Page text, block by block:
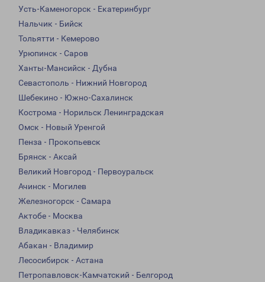
Усть-Каменогорск - Екатеринбург
Нальчик - Бийск
Тольятти - Кемерово
Урюпинск - Саров
Ханты-Мансийск - Дубна
Севастополь - Нижний Новгород
Шебекино - Южно-Сахалинск
Кострома - Норильск Ленинградская
Омск - Новый Уренгой
Пенза - Прокопьевск
Брянск - Аксай
Великий Новгород - Первоуральск
Ачинск - Могилев
Железногорск - Самара
Актобе - Москва
Владикавказ - Челябинск
Абакан - Владимир
Лесосибирск - Астана
Петропавловск-Камчатский - Белгород